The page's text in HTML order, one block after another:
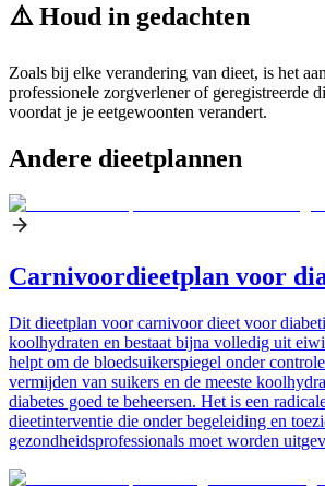
⚠️ Houd in gedachten
Zoals bij elke verandering van dieet, is het
professionele zorgverlener of geregistreerde
voordat je je eetgewoonten verandert.
Andere dieetplannen
Carnivoordieetplan voor
Dit dieetplan voor carnivoor dieet voor
koolhydraten en bestaat bijna volledig uit
helpt om de bloedsuikerspiegel onder
vermijden van suikers en de meeste
diabetes goed te beheersen. Het is een
dieetinterventie die onder begeleiding en
gezondheidsprofessionals moet worden